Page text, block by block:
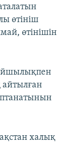
өтініш
өтінішін
айтылған
халық